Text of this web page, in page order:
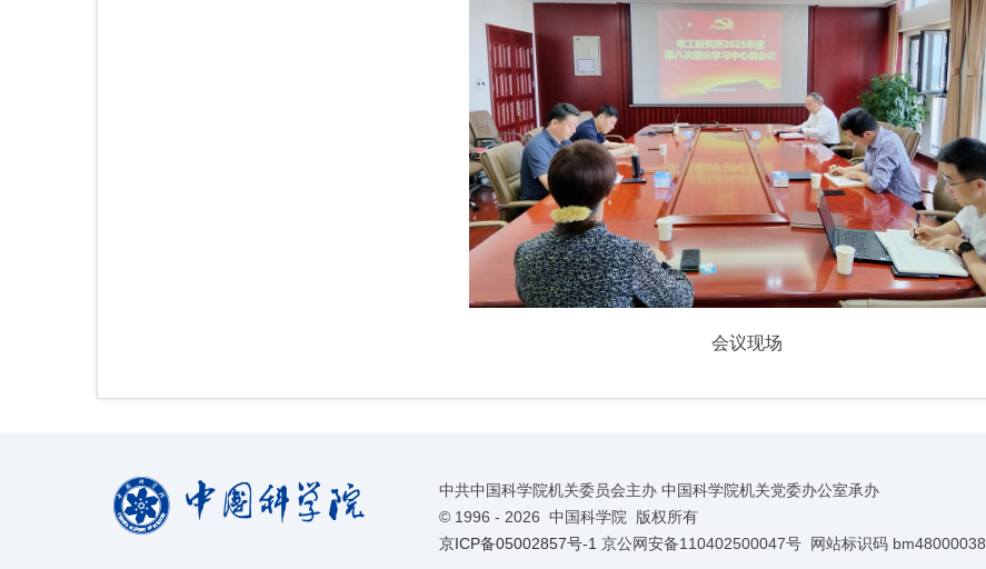
会议现场
中共中国科学院机关委员会主办 中国科学院机关党委办公室承办
© 1996 - 2026 中国科学院 版权所有
京ICP备05002857号-1 京公网安备110402500047号 网站标识码 bm48000038